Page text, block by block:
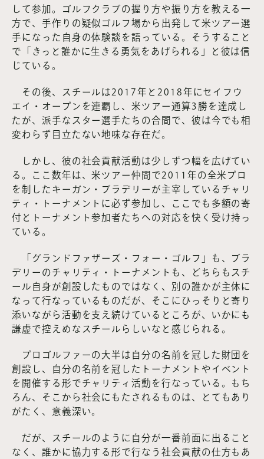
して参加。ゴルフクラブの握り方や振り方を教える一
方で、手作りの疑似ゴルフ場から出発して米ツアー選
手になった自身の体験談を語っている。そうすること
で「きっと誰かに生きる勇気をあげられる」と彼は信
じている。
その後、スチールは2017年と2018年にセイフウ
エイ・オープンを連覇し、米ツアー通算3勝を達成し
たが、派手なスター選手たちの合間で、彼は今でも相
変わらず目立たない地味な存在だ。
しかし、彼の社会貢献活動は少しずつ幅を広げてい
る。ここ数年は、米ツアー仲間で2011年の全米プロ
を制したキーガン・ブラデリーが主宰しているチャリ
ティ・トーナメントに必ず参加し、ここでも多額の寄
付とトーナメント参加者たちへの対応を快く受け持っ
ている。
「グランドファザーズ・フォー・ゴルフ」も、ブラ
デリーのチャリティ・トーナメントも、どちらもスチ
ール自身が創設したものではなく、別の誰かが主体に
なって行なっているものだが、そこにひっそりと寄り
添いながら活動を支え続けているところが、いかにも
謙虚で控えめなスチールらしいなと感じられる。
プロゴルファーの大半は自分の名前を冠した財団を
創設し、自分の名前を冠したトーナメントやイベント
を開催する形でチャリティ活動を行なっている。もち
ろん、そこから社会にもたされるものは、とてもあり
がたく、意義深い。
だが、スチールのように自分が一番前面に出ること
なく、誰かに協力する形で行なう社会貢献の仕方もあ